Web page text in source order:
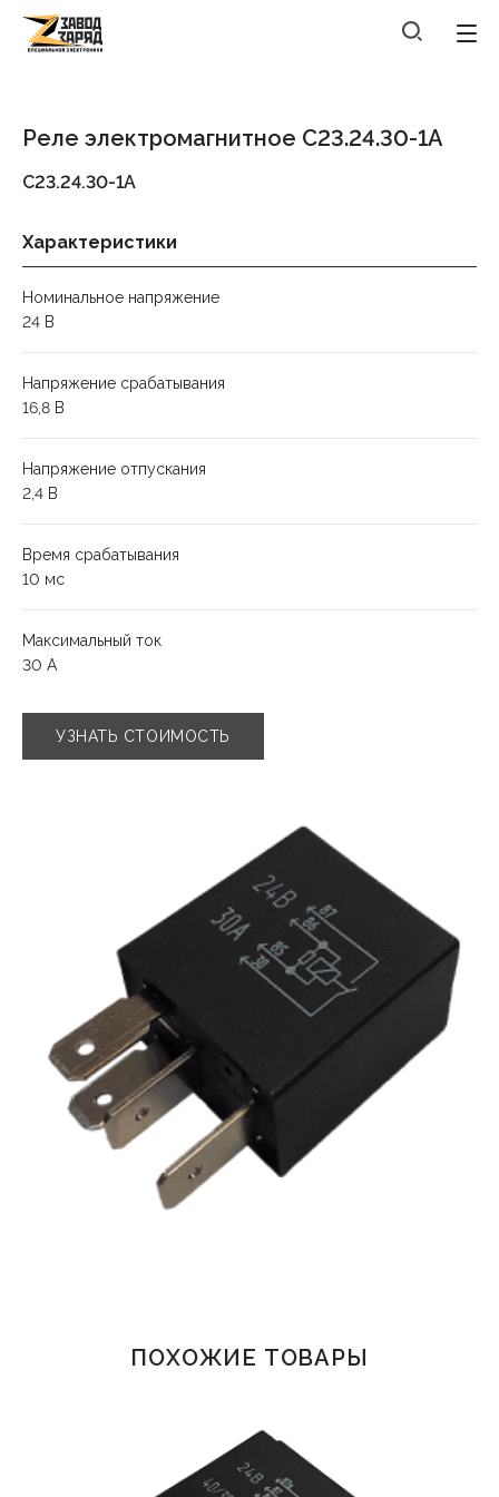
Реле электромагнитное С23.24.30-1А
С23.24.30-1А
Характеристики
Номинальное напряжение
24 В
Напряжение срабатывания
16,8 В
Напряжение отпускания
2,4 В
Время срабатывания
10 мс
Максимальный ток
30 А
УЗНАТЬ СТОИМОСТЬ
ПОХОЖИЕ ТОВАРЫ